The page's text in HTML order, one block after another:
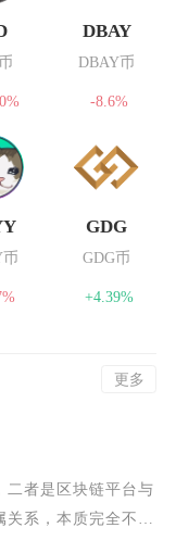
DBAY
DBAY币
-8.6%
币
GDG
GDG币
+4.39%
更多
二者是区块链平台与
关系，本质完全不